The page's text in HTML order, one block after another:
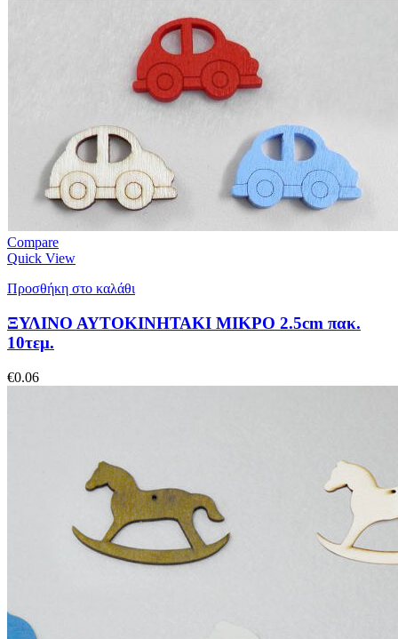
Compare
Quick View
Προσθήκη στο καλάθι
ΞΥΛΙΝΟ ΑΥΤΟΚΙΝΗΤΑΚΙ ΜΙΚΡΟ 2.5cm πακ.
10τεμ.
€0.06